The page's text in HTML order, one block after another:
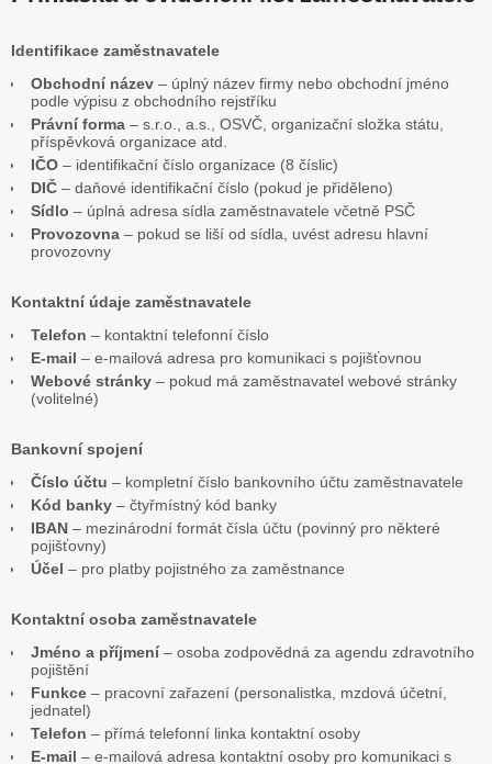
Identifikace zaměstnavatele
Obchodní název – úplný název firmy nebo obchodní jméno
podle výpisu z obchodního rejstříku
Právní forma – s.r.o., a.s., OSVČ, organizační složka státu,
příspěvková organizace atd.
IČO – identifikační číslo organizace (8 číslic)
DIČ – daňové identifikační číslo (pokud je přiděleno)
Sídlo – úplná adresa sídla zaměstnavatele včetně PSČ
Provozovna – pokud se liší od sídla, uvést adresu hlavní
provozovny
Kontaktní údaje zaměstnavatele
Telefon – kontaktní telefonní číslo
E-mail – e-mailová adresa pro komunikaci s pojišťovnou
Webové stránky – pokud má zaměstnavatel webové stránky
(volitelné)
Bankovní spojení
Číslo účtu – kompletní číslo bankovního účtu zaměstnavatele
Kód banky – čtyřmístný kód banky
IBAN – mezinárodní formát čísla účtu (povinný pro některé
pojišťovny)
Účel – pro platby pojistného za zaměstnance
Kontaktní osoba zaměstnavatele
Jméno a příjmení– osoba zodpovědná za agendu zdravotního
pojištění
Funkce – pracovní zařazení (personalistka, mzdová účetní,
jednatel)
Telefon – přímá telefonní linka kontaktní osoby
E-mail – e-mailová adresa kontaktní osoby pro komunikaci s